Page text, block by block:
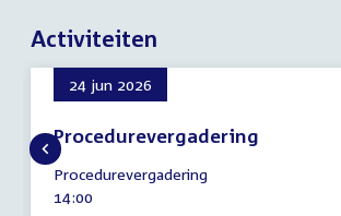
Activiteiten
24 jun 2026
Procedurevergadering
24
juni
2026
Procedurevergadering
Tijd
14:00